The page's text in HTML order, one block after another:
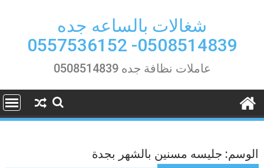
شغالات بالساعه جده
0508514839- 0557536152
عاملات نظافة جده 0508514839
الوسم: جليسه مسنين بالشهر بجدة